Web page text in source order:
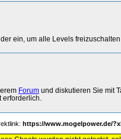
ein, um alle Levels
Forum und diskutieren Sie mit
erforderlich.
https://www.mogelpower.de/